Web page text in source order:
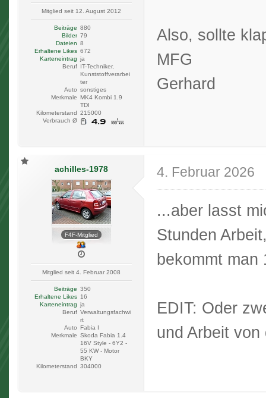
Mitglied seit 12. August 2012
Beiträge 880
Bilder 79
Dateien 8
Erhaltene Likes 672
Karteneintrag ja
Beruf IT-Techniker,
Kunststoffverarbei
ter
Auto sonstiges
Merkmale MK4 Kombi 1.9
TDI
Kilometerstand 215000
Verbrauch Ø
Also, sollte
MFG
Gerhard
achilles-1978
F4F-Mitglied
Mitglied seit 4. Februar 2008
Beiträge 350
Erhaltene Likes 16
Karteneintrag ja
Beruf Verwaltungsfachwi
rt
Auto Fabia I
Merkmale Skoda Fabia 1.4
16V Style - 6Y2 -
55 KW - Motor
BKY
Kilometerstand 304000
4. Februar 2026
...aber lasst
Stunden
bekommt man
EDIT: Oder
und Arbeit